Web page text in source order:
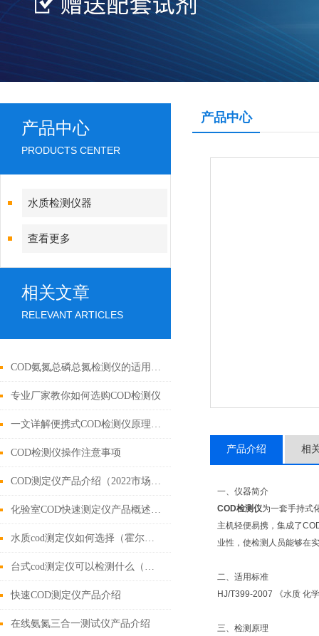
产品中心
PRODUCTS CENTER
水质检测仪器
查看更多
相关文章
RELEVANT ARTICLES
COD氨氮总磷总氮检测仪的适用范围
专业厂家教你如何选购COD检测仪
一文详解便携式COD检测仪原理和特性
COD检测仪操作注意事项
COD测定仪产品介绍（2022市场上好用的COD测定仪）
化验室COD快速测定仪产品概述（2022cod测定仪安卓智能操作）
水质cod测定仪如何选择（霍尔德新报价）@【水质新闻】
台式cod测定仪可以检测什么（带您了解台式cod测定仪的功能特点）
快速COD测定仪产品介绍
在线氨氮三合一测试仪产品介绍
产品中心
产品介绍 相
一、仪器简介
COD检测仪为一套手持式
主机轻便易携，集成了
业性，使检测人员能够在
二、适用标准
HJ/T399-2007 《水质 化
三、检测原理